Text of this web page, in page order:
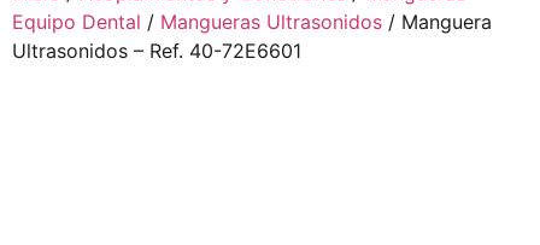
Equipo Dental / Mangueras Ultrasonidos / Manguera
Ultrasonidos – Ref. 40-72E6601